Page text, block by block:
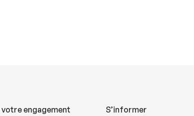
engagement S’informer